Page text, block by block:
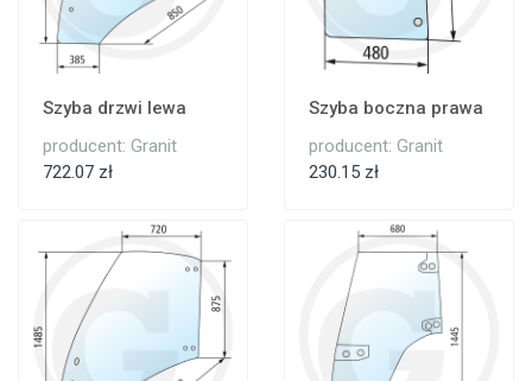
Szyba drzwi lewa
producent: Granit
722.07 zł
Szyba boczna prawa
producent: Granit
230.15 zł